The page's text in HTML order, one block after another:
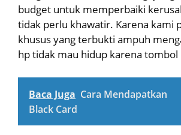
budget untuk memperbaiki
tidak perlu khawatir. Karena kami
khusus yang terbukti ampuh
hp tidak mau hidup karena
Baca Juga Cara Mendapatkan
Black Card